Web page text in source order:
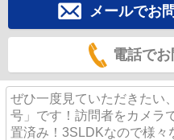
2日後から予約可能ですの
てご案内頂けます
不動産取引やエリアを熟
ります('ω')ノ
メールでお
電話で
ぜひ一度見ていただきたい
号」です！訪問者をカメラ
置済み！3SLDKなので様々